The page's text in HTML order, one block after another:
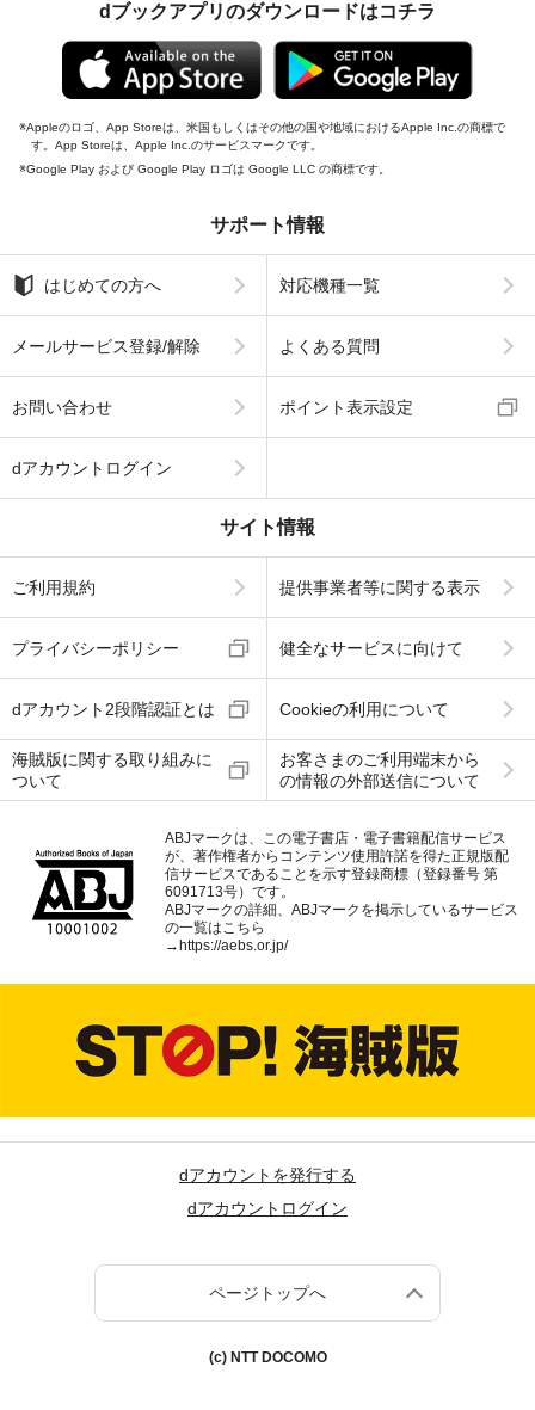
dブックアプリのダウンロードはコチラ
Appleのロゴ、App Storeは、米国もしくはその他の国や地域におけるApple Inc.の商標で
す。App Storeは、Apple Inc.のサービスマークです。
Google Play および Google Play ロゴは Google LLC の商標です。
サポート情報
はじめての方へ 対応機種一覧
メールサービス登録/解除 よくある質問
お問い合わせ ポイント表示設定
dアカウントログイン
サイト情報
ご利用規約 提供事業者等に関する表示
プライバシーポリシー 健全なサービスに向けて
dアカウント2段階認証とは Cookieの利用について
海賊版に関する取り組みに
ついて
お客さまのご利用端末から
の情報の外部送信について
ABJマークは、この電子書店・電子書籍配信サービス
が、著作権者からコンテンツ使用許諾を得た正規版配
信サービスであることを示す登録商標（登録番号 第
6091713号）です。
ABJマークの詳細、ABJマークを掲示しているサービス
の一覧はこちら
→ https://aebs.or.jp/
dアカウントを発行する
dアカウントログイン
ページトップへ
(c) NTT DOCOMO